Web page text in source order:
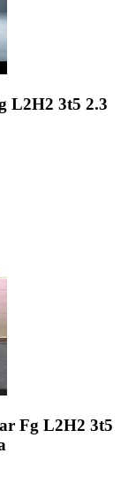
L2H2 3t5 2.3
Fg L2H2 3t5